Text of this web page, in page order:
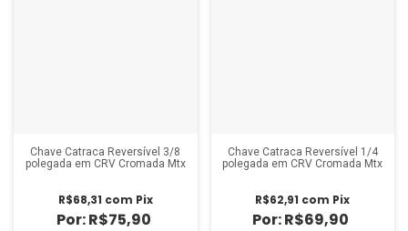
Chave Catraca Reversível 3/8
polegada em CRV Cromada Mtx
R$75,90
R$68,31 com Pix
Chave Catraca Reversível 1/4
polegada em CRV Cromada Mtx
R$69,90
R$62,91 com Pix